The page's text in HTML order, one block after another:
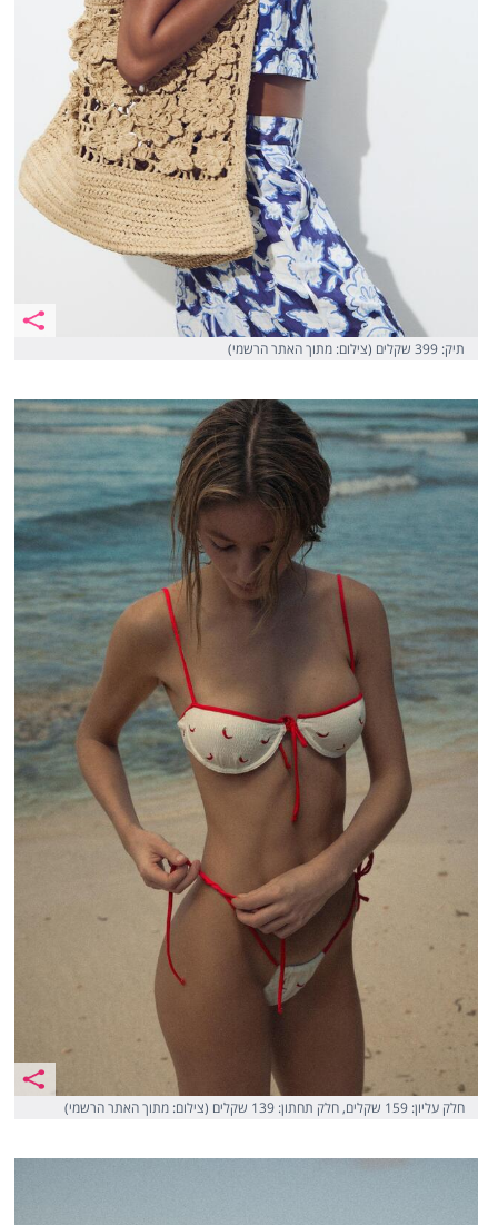
תיק: 399 שקלים (צילום: מתוך האתר הרשמי)
חלק עליון: 159 שקלים, חלק תחתון: 139 שקלים (צילום: מתוך האתר הרשמי)